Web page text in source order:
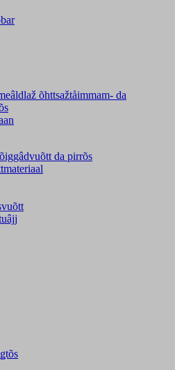
õhttsažtåimmam- da
da pirrõs